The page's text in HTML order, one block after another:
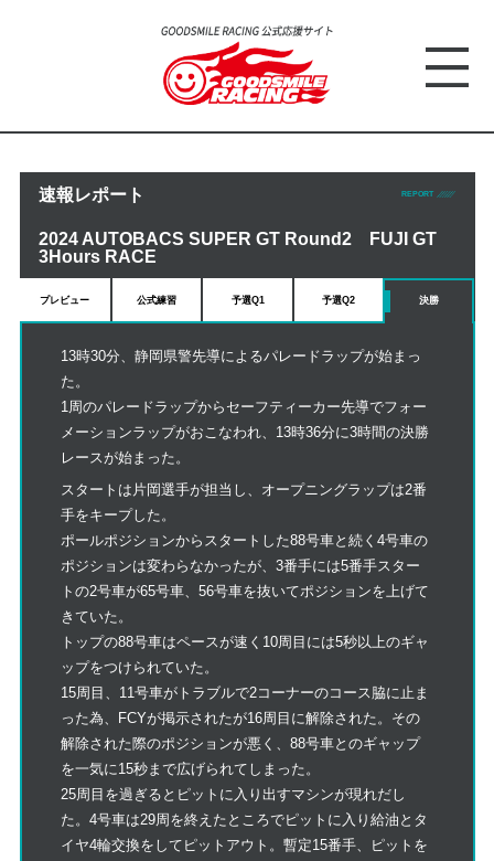
速報レポート REPORT
2024 AUTOBACS SUPER GT Round2 FUJI GT
3Hours RACE
プレビュー 公式練習 予選Q1 予選Q2 決勝
13時30分、静岡県警先導によるパレードラップが始まっ
た。
1周のパレードラップからセーフティーカー先導でフォー
メーションラップがおこなわれ、13時36分に3時間の決勝
レースが始まった。
スタートは片岡選手が担当し、オープニングラップは2番
手をキープした。
ポールポジションからスタートした88号車と続く4号車の
ポジションは変わらなかったが、3番手には5番手スター
トの2号車が65号車、56号車を抜いてポジションを上げて
きていた。
トップの88号車はペースが速く10周目には5秒以上のギャ
ップをつけられていた。
15周目、11号車がトラブルで2コーナーのコース脇に止ま
った為、FCYが掲示されたが16周目に解除された。その
解除された際のポジションが悪く、88号車とのギャップ
を一気に15秒まで広げられてしまった。
25周目を過ぎるとピットに入り出すマシンが現れだし
た。4号車は29周を終えたところでピットに入り給油とタ
イヤ4輪交換をしてピットアウト。暫定15番手、ピットを